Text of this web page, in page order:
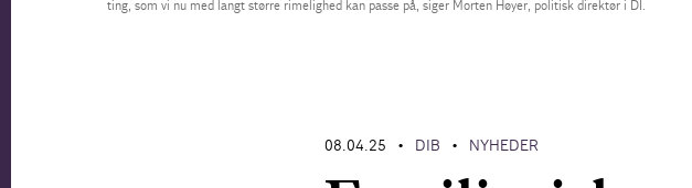
ting, som vi nu med langt større rimelighed kan passe på, siger Morten Høyer, politisk direktør i DI.
08.04.25 • DIB • NYHEDER